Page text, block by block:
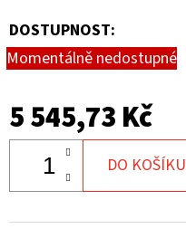
DOSTUPNOST:
Momentálně nedostupné
5 545,73 Kč
DO KOŠÍKU